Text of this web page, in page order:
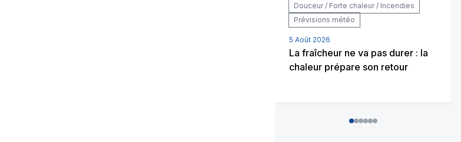
Douceur / Forte chaleur / Incendies
Prévisions météo
5 Août 2026
La fraîcheur ne va pas durer : la
chaleur prépare son retour
012345